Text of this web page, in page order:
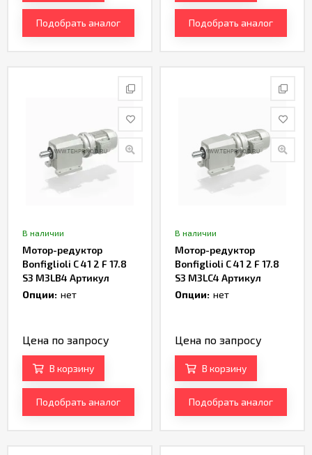
Подобрать аналог Подобрать аналог
В наличии
Мотор-редуктор
Bonfiglioli C 41 2 F 17.8
S3 M3LB4 Артикул
TH165084
Опции: нет
Цена по запросу
В корзину
Подобрать аналог
В наличии
Мотор-редуктор
Bonfiglioli C 41 2 F 17.8
S3 M3LC4 Артикул
TH166752
Опции: нет
Цена по запросу
В корзину
Подобрать аналог